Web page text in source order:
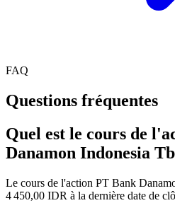
FAQ
Questions fréquentes
Quel est le cours de
Danamon Indonesia
Le cours de l'action PT Bank
4 450,00 IDR à la dernière date de